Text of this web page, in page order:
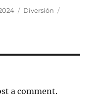
Categories
Diversión
a comment.